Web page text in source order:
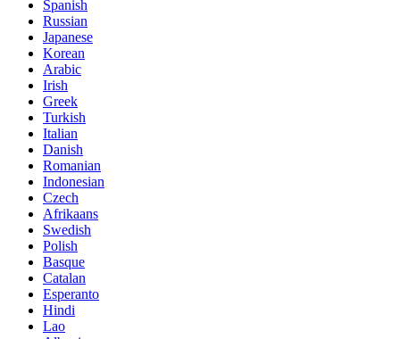
Spanish
Russian
Japanese
Korean
Arabic
Irish
Greek
Turkish
Italian
Danish
Romanian
Indonesian
Czech
Afrikaans
Swedish
Polish
Basque
Catalan
Esperanto
Hindi
Lao